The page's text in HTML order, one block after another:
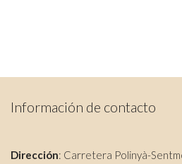
Información de contacto
Dirección: Carretera Polinyà-